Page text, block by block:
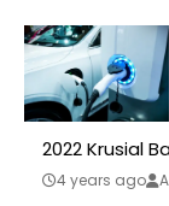
2022 Krusial
4 years ago